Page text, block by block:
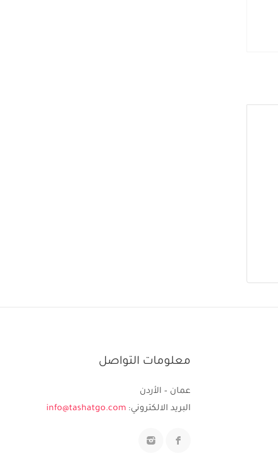
معلومات التواصل
عمان – الأردن
البريد الالكتروني: info@tashatgo.com